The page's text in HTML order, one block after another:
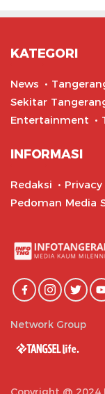
KATEGORI
News
Sekitar
Entertainment
INFORMASI
Redaksi
Pedoman Media
Network Group